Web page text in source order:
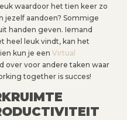
waardoor het tien keer zo
jezelf aandoen? Sommige
handen geven. Iemand
heel leuk vindt, kan het
kun je een Virtual
over voor andere taken waar
together is succes!